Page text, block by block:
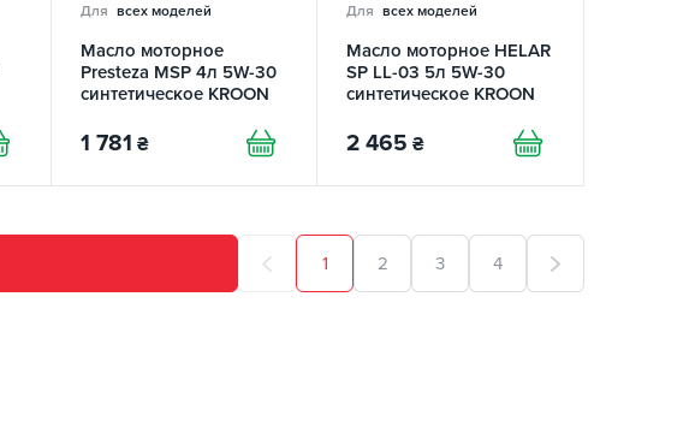
Для всех моделей
Масло моторное
Presteza MSP 4л 5W-30
синтетическое KROON
1 781 ₴
Для всех моделей
Масло моторное HELAR
SP LL-03 5л 5W-30
синтетическое KROON
2 465 ₴
1 2 3 4